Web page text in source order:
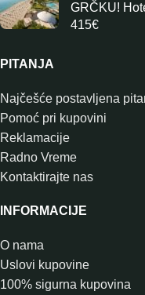
GRČKU!
415€
PITANJA
Najčešće postavljena
Pomoć pri kupovini
Reklamacije
Radno Vreme
Kontaktirajte nas
INFORMACIJE
O nama
Uslovi kupovine
100% sigurna kupovina